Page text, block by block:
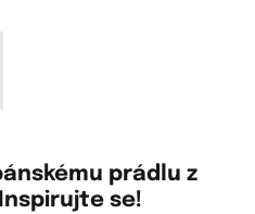
prádlu z
se!